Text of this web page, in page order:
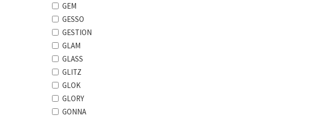
GEM
GESSO
GESTION
GLAM
GLASS
GLITZ
GLOK
GLORY
GONNA